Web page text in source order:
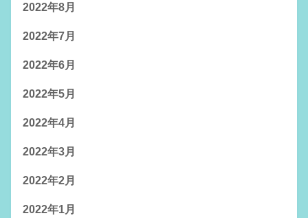
2022年8月
2022年7月
2022年6月
2022年5月
2022年4月
2022年3月
2022年2月
2022年1月